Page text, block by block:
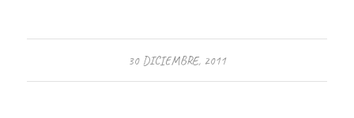
30 DICIEMBRE, 2011